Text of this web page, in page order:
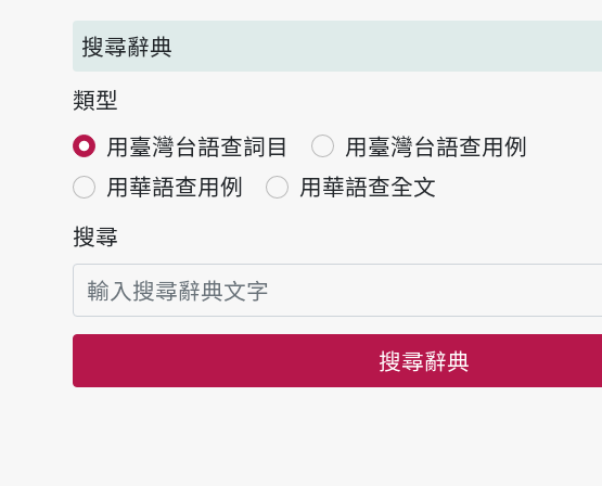
搜尋辭典
類型
用臺灣台語查詞目
用臺灣台語查用例
用華語查用例
用華語查全文
搜尋
搜尋辭典